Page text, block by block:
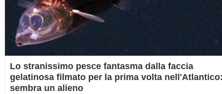
Lo stranissimo pesce fantasma dalla faccia
gelatinosa filmato per la prima volta
sembra un alieno